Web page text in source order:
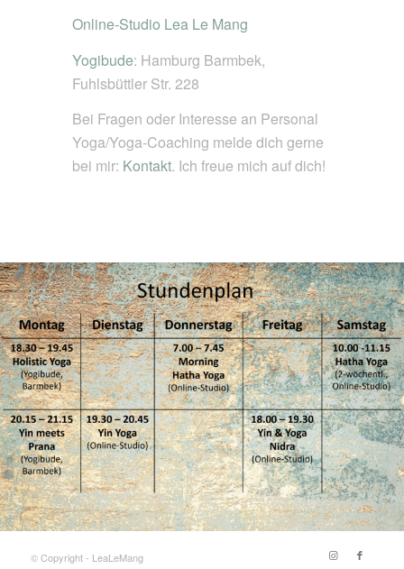
Online-Studio Lea Le Mang
Yogibude: Hamburg Barmbek,
Fuhlsbüttler Str. 228
Bei Fragen oder Interesse an Personal
Yoga/Yoga-Coaching melde dich gerne
bei mir: Kontakt. Ich freue mich auf dich!
© Copyright - LeaLeMang